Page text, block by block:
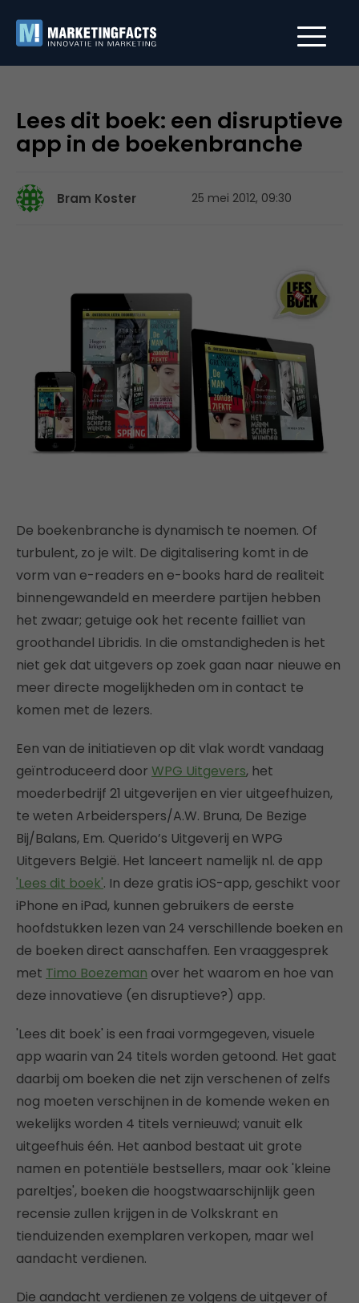
Lees dit boek: een disruptieve
app in de boekenbranche
Bram Koster 25 mei 2012, 09:30
De boekenbranche is dynamisch te noemen. Of
turbulent, zo je wilt. De digitalisering komt in de
vorm van e-readers en e-books hard de realiteit
binnengewandeld en meerdere partijen hebben
het zwaar; getuige ook het recente failliet van
groothandel Libridis. In die omstandigheden is het
niet gek dat uitgevers op zoek gaan naar nieuwe en
meer directe mogelijkheden om in contact te
komen met de lezers.
Een van de initiatieven op dit vlak wordt vandaag
geïntroduceerd door WPG Uitgevers, het
moederbedrijf 21 uitgeverijen en vier uitgeefhuizen,
te weten Arbeiderspers/A.W. Bruna, De Bezige
Bij/Balans, Em. Querido’s Uitgeverij en WPG
Uitgevers België. Het lanceert namelijk nl. de app
'Lees dit boek'. In deze gratis iOS-app, geschikt voor
iPhone en iPad, kunnen gebruikers de eerste
hoofdstukken lezen van 24 verschillende boeken en
de boeken direct aanschaffen. Een vraaggesprek
met Timo Boezeman over het waarom en hoe van
deze innovatieve (en disruptieve?) app.
'Lees dit boek' is een fraai vormgegeven, visuele
app waarin van 24 titels worden getoond. Het gaat
daarbij om boeken die net zijn verschenen of zelfs
nog moeten verschijnen in de komende weken en
wekelijks worden 4 titels vernieuwd; vanuit elk
uitgeefhuis één. Het aanbod bestaat uit grote
namen en potentiële bestsellers, maar ook 'kleine
pareltjes', boeken die hoogstwaarschijnlijk geen
recensie zullen krijgen in de Volkskrant en
tienduizenden exemplaren verkopen, maar wel
aandacht verdienen.
Die aandacht verdienen ze volgens de uitgever of